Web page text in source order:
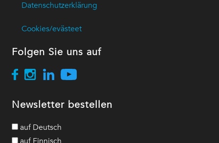
Datenschutzerklärung
Cookies/evästeet
Folgen Sie uns auf
Newsletter bestellen
auf Deutsch
auf Finnisch